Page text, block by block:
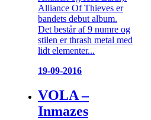
Alliance Of Thieves er
bandets debut album.
Det består af 9 numre og
stilen er thrash metal med
lidt elementer...
19-09-2016
VOLA –
Inmazes